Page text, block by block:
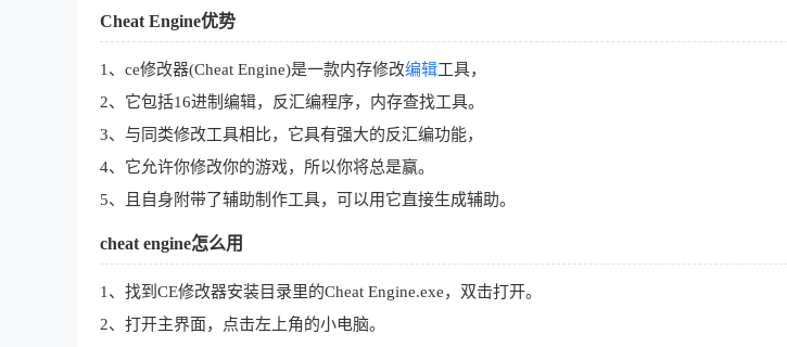
Cheat Engine优势
1、ce修改器(Cheat Engine)是一款内存修改编辑工具，
2、它包括16进制编辑，反汇编程序，内存查找工具。
3、与同类修改工具相比，它具有强大的反汇编功能，
4、它允许你修改你的游戏，所以你将总是赢。
5、且自身附带了辅助制作工具，可以用它直接生成辅助。
cheat engine怎么用
1、找到CE修改器安装目录里的Cheat Engine.exe，双击打开。
2、打开主界面，点击左上角的小电脑。